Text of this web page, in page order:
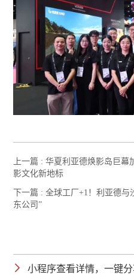
上一篇 :华夏利亚德焕影岛巨幕
影文化新地标
下一篇 :全球工厂+1！利亚德与
东公司”
小程序查看详情，一键分